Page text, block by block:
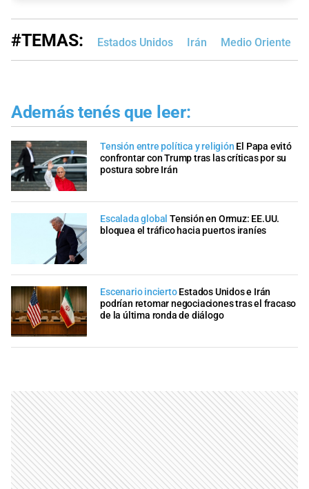
#TEMAS: Estados Unidos Irán Medio Oriente
Además tenés que leer:
Tensión entre política y religión El Papa evitó
confrontar con Trump tras las críticas por su
postura sobre Irán
Escalada global Tensión en Ormuz: EE.UU.
bloquea el tráfico hacia puertos iraníes
Escenario incierto Estados Unidos e Irán
podrían retomar negociaciones tras el fracaso
de la última ronda de diálogo